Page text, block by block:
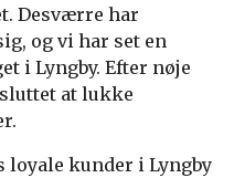
Desværre har
og vi har set en
i Lyngby. Efter nøje
at lukke
loyale kunder i Lyngby